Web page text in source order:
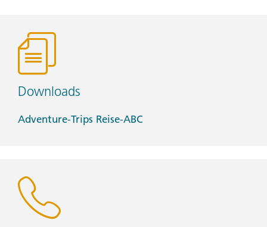
Downloads
Adventure-Trips Reise-ABC